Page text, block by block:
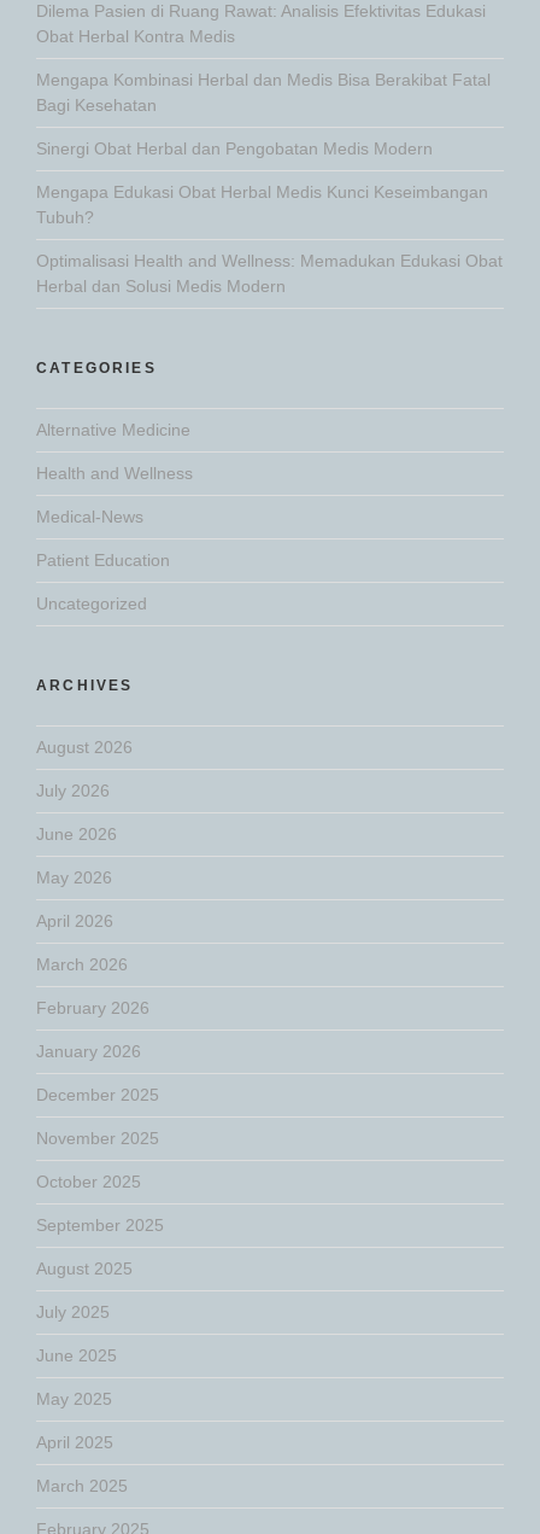
Dilema Pasien di Ruang Rawat: Analisis Efektivitas Edukasi
Obat Herbal Kontra Medis
Mengapa Kombinasi Herbal dan Medis Bisa Berakibat Fatal
Bagi Kesehatan
Sinergi Obat Herbal dan Pengobatan Medis Modern
Mengapa Edukasi Obat Herbal Medis Kunci Keseimbangan
Tubuh?
Optimalisasi Health and Wellness: Memadukan Edukasi Obat
Herbal dan Solusi Medis Modern
CATEGORIES
Alternative Medicine
Health and Wellness
Medical-News
Patient Education
Uncategorized
ARCHIVES
August 2026
July 2026
June 2026
May 2026
April 2026
March 2026
February 2026
January 2026
December 2025
November 2025
October 2025
September 2025
August 2025
July 2025
June 2025
May 2025
April 2025
March 2025
February 2025